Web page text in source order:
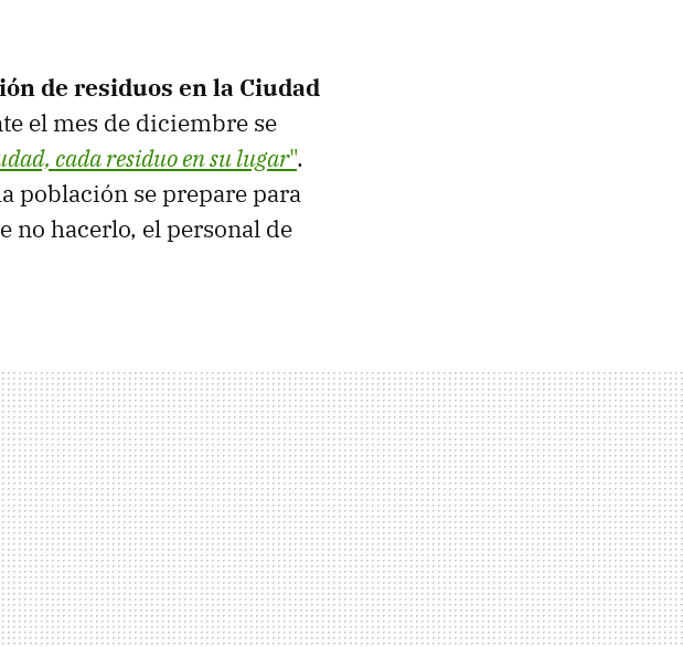
de residuos en la Ciudad
el mes de diciembre se
cada residuo en su lugar".
población se prepare para
no hacerlo, el personal de